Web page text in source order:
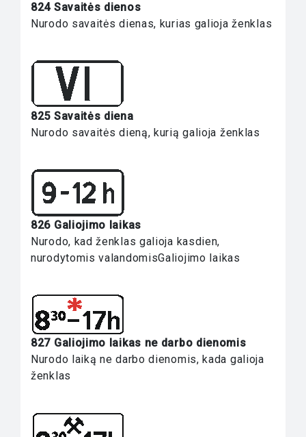
824 Savaitės dienos
Nurodo savaitės dienas, kurias galioja ženklas
825 Savaitės diena
Nurodo savaitės dieną, kurią galioja ženklas
826 Galiojimo laikas
Nurodo, kad ženklas galioja kasdien,
nurodytomis valandomisGaliojimo laikas
827 Galiojimo laikas ne darbo dienomis
Nurodo laiką ne darbo dienomis, kada galioja
ženklas